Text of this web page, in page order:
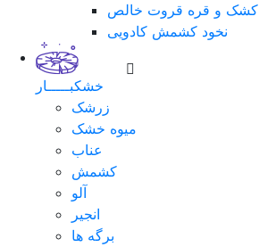
کشک و قره قروت خالص
نخود کشمش کادویی
خشکبـــــار
زرشک
میوه خشک
عناب
کشمش
آلو
انجیر
برگه ها